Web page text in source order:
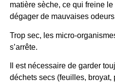
matière sèche, ce qui freine
dégager de mauvaises
Trop sec, les micro-
s’arrête.
Il est nécessaire de garder
déchets secs (feuilles, broyat,